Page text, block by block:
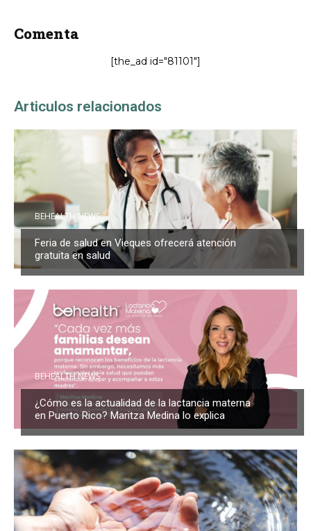
Comenta
[the_ad id="81101"]
Articulos relacionados
BEHEALTH NEWS
Feria de salud en Vieques ofrecerá atención
gratuita en salud
BEHEALTH NEWS
¿Cómo es la actualidad de la lactancia materna
en Puerto Rico? Maritza Medina lo explica